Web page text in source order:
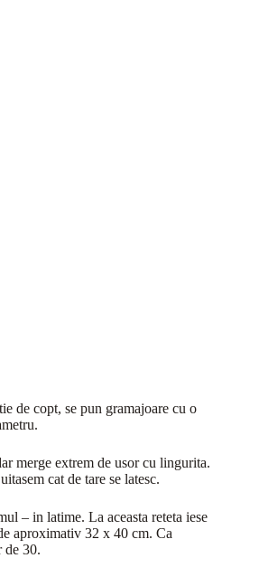
de copt, se pun gramajoare cu o
merge extrem de usor cu lingurita.
cat de tare se latesc.
– in latime. La aceasta reteta iese
aproximativ 32 x 40 cm. Ca
de 30.